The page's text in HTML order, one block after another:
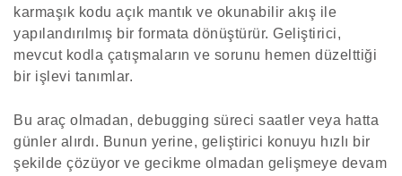
karmaşık kodu açık mantık ve okunabilir akış ile
yapılandırılmış bir formata dönüştürür. Geliştirici,
mevcut kodla çatışmaların ve sorunu hemen düzelttiği
bir işlevi tanımlar.
Bu araç olmadan, debugging süreci saatler veya hatta
günler alırdı. Bunun yerine, geliştirici konuyu hızlı bir
şekilde çözüyor ve gecikme olmadan gelişmeye devam